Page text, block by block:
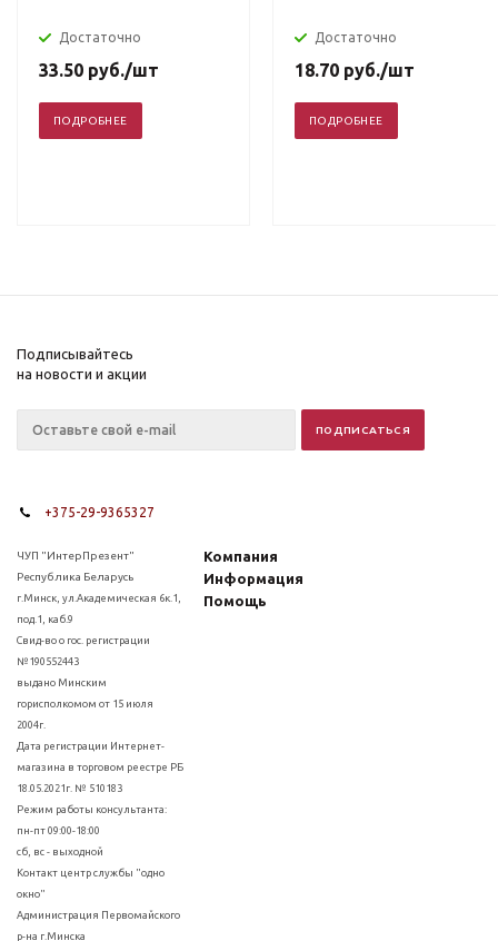
Достаточно
33.50 руб./шт
ПОДРОБНЕЕ
Достаточно
18.70 руб./шт
ПОДРОБНЕЕ
Подписывайтесь
на новости и акции
+375-29-9365327
ЧУП "ИнтерПрезент"
Республика Беларусь
г.Минск, ул.Академическая 6к.1,
под.1, каб.9
Свид-во о гос. регистрации
№190552443
выдано Минским
горисполкомом от 15 июля
2004г.
Дата регистрации Интернет-
магазина в торговом реестре РБ
18.05.2021г. № 510183
Режим работы консультанта:
пн-пт 09:00-18:00
сб, вс - выходной
Контакт центр службы "одно
окно"
Администрация Первомайского
р-на г.Минска
Компания
Информация
Помощь